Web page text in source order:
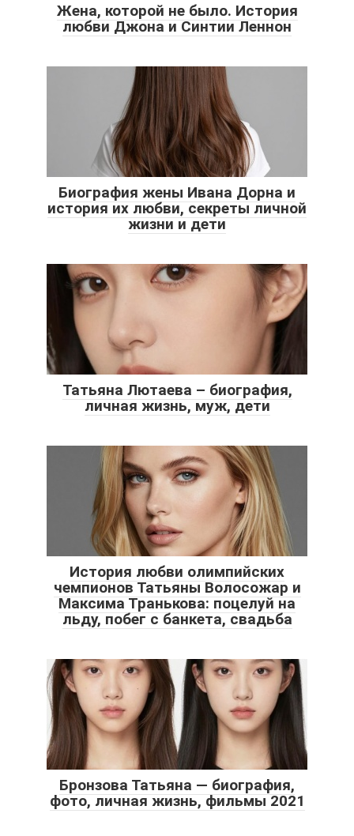
Жена, которой не было. История
любви Джона и Синтии Леннон
Биография жены Ивана Дорна и
история их любви, секреты личной
жизни и дети
Татьяна Лютаева – биография,
личная жизнь, муж, дети
История любви олимпийских
чемпионов Татьяны Волосожар и
Максима Транькова: поцелуй на
льду, побег с банкета, свадьба
Бронзова Татьяна — биография,
фото, личная жизнь, фильмы 2021